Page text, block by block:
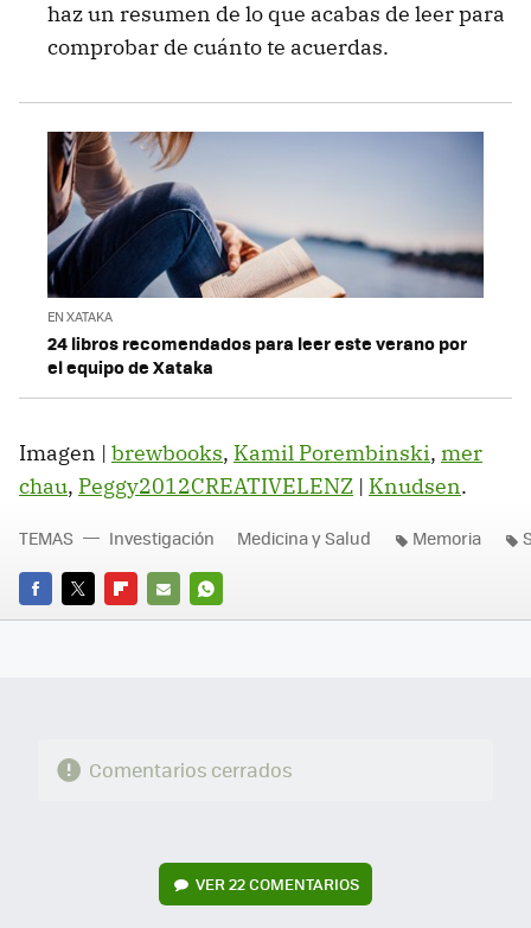
haz un resumen de lo que acabas de leer para
comprobar de cuánto te acuerdas.
EN XATAKA
24 libros recomendados para leer este verano por
el equipo de Xataka
Imagen | brewbooks, Kamil Porembinski, mer
chau, Peggy2012CREATIVELENZ | Knudsen.
FACEBOOK
TWITTERFLIPBOARD
E-
WHATSAPP
TEMAS Investigación Medicina y Salud Memoria
Comentarios cerrados
VER 22 COMENTARIOS